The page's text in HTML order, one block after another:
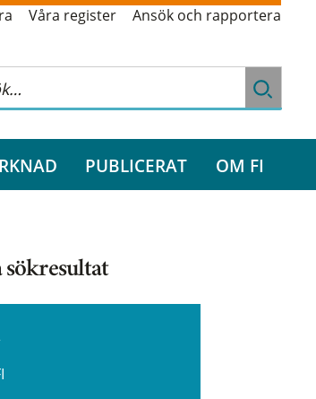
Våra register Ansök och rapportera
PUBLICERAT OM FI